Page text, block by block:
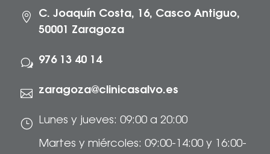

C. Joaquín Costa, 16, Casco Antiguo,
50001 Zaragoza
w 976 13 40 14
 zaragoza@clinicasalvo.es
} Lunes y jueves: 09:00 a 20:00
Martes y miércoles: 09:00-14:00 y 16:00-